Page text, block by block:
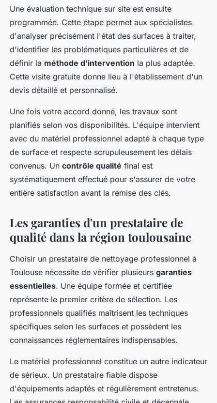
Une évaluation technique sur site est ensuite
programmée. Cette étape permet aux spécialistes
d'analyser précisément l'état des surfaces à traiter,
d'identifier les problématiques particulières et de
définir la méthode d'intervention la plus adaptée.
Cette visite gratuite donne lieu à l'établissement d'un
devis détaillé et personnalisé.
Une fois votre accord donné, les travaux sont
planifiés selon vos disponibilités. L'équipe intervient
avec du matériel professionnel adapté à chaque type
de surface et respecte scrupuleusement les délais
convenus. Un contrôle qualité final est
systématiquement effectué pour s'assurer de votre
entière satisfaction avant la remise des clés.
Les garanties d'un prestataire de
qualité dans la région toulousaine
Choisir un prestataire de nettoyage professionnel à
Toulouse nécessite de vérifier plusieurs garanties
essentielles. Une équipe formée et certifiée
représente le premier critère de sélection. Les
professionnels qualifiés maîtrisent les techniques
spécifiques selon les surfaces et possèdent les
connaissances réglementaires indispensables.
Le matériel professionnel constitue un autre indicateur
de sérieux. Un prestataire fiable dispose
d'équipements adaptés et régulièrement entretenus.